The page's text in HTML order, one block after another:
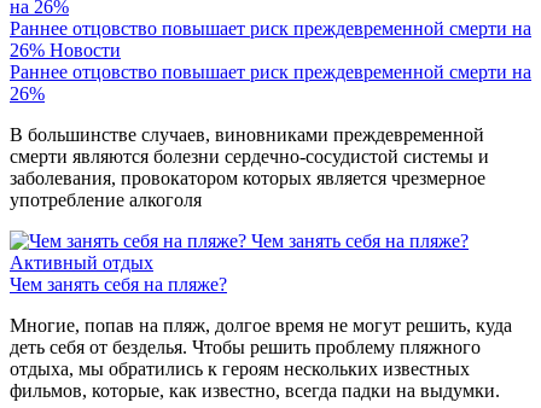
Раннее отцовство повышает риск преждевременной смерти на
26% Новости
Раннее отцовство повышает риск преждевременной смерти на
26%
В большинстве случаев, виновниками преждевременной
смерти являются болезни сердечно-сосудистой системы и
заболевания, провокатором которых является чрезмерное
употребление алкоголя
Чем занять себя на пляже?
Активный отдых
Чем занять себя на пляже?
Многие, попав на пляж, долгое время не могут решить, куда
деть себя от безделья. Чтобы решить проблему пляжного
отдыха, мы обратились к героям нескольких известных
фильмов, которые, как известно, всегда падки на выдумки.